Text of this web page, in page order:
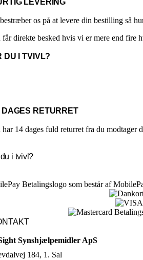
LEVERING
os på at levere din bestilling så
får direkte besked hvis vi er mere end fire
DU I TVIVL?
DAGES RETURRET
har 14 dages fuld returret fra du modtager
i tvivl?
Synshjælpemidler ApS
184, 1. Sal